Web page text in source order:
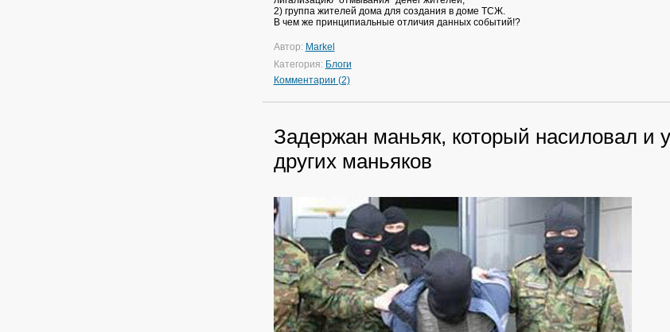
2) группа жителей дома для создания в доме ТСЖ.
В чем же принципиальные отличия данных событий!?
Автор: Markel
Категория: Блоги
Комментарии (2)
Задержан маньяк, который насиловал и
других маньяков